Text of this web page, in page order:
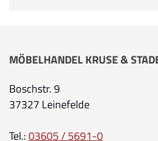
MÖBELHANDEL KRUSE &
Boschstr. 9
37327 Leinefelde
Tel.:03605 / 5691-0